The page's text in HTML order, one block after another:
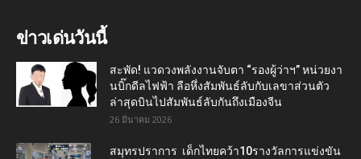
ข่าวเด่นวันนี้
สะพัด! แวดวงพลังงานจับตา “รองผู้ว่าฯ” หน่วยงา
นบิ๊กดีลไฟฟ้า ลือหึ่งสัมพันธ์ลับกับเลขาส่วนตัว
ล่าสุดบินไปสัมพันธ์ลับกันถึงเมืองจีน
26 มีนาคม 2026
สมุทรปราการ เด็กไทยคว้า10รางวัลการแข่งขัน